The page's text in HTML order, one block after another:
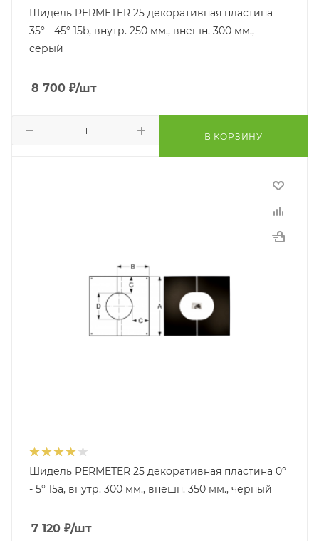
Шидель PERMETER 25 декоративная пластина
35° - 45° 15b, внутр. 250 мм., внешн. 300 мм.,
серый
8 700 ₽/шт
В КОРЗИНУ
Шидель PERMETER 25 декоративная пластина 0°
- 5° 15a, внутр. 300 мм., внешн. 350 мм., чёрный
7 120 ₽/шт